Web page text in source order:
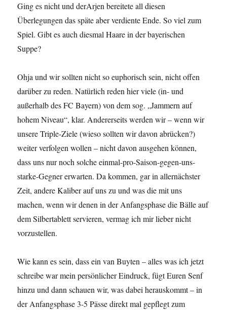
Ging es nicht und derArjen bereitete all diesen
Überlegungen das späte aber verdiente Ende. So viel zum
Spiel. Gibt es auch diesmal Haare in der bayerischen
Suppe?
Ohja und wir sollten nicht so euphorisch sein, nicht offen
darüber zu reden. Natürlich reden hier viele (in- und
außerhalb des FC Bayern) von dem sog. „Jammern auf
hohem Niveau“, klar. Andererseits werden wir – wenn wir
unsere Triple-Ziele (wieso sollten wir davon abrücken?)
weiter verfolgen wollen – nicht davon ausgehen können,
dass uns nur noch solche einmal-pro-Saison-gegen-uns-
starke-Gegner erwarten. Da kommen, gar in allernächster
Zeit, andere Kaliber auf uns zu und was die mit uns
machen, wenn wir denen in der Anfangsphase die Bälle auf
dem Silbertablett servieren, vermag ich mir lieber nicht
vorzustellen.
Wie kann es sein, dass ein van Buyten – alles was ich jetzt
schreibe war mein persönlicher Eindruck, fügt Euren Senf
hinzu und dann schauen wir, was dabei herauskommt – in
der Anfangsphase 3-5 Pässe direkt mal gepflegt zum